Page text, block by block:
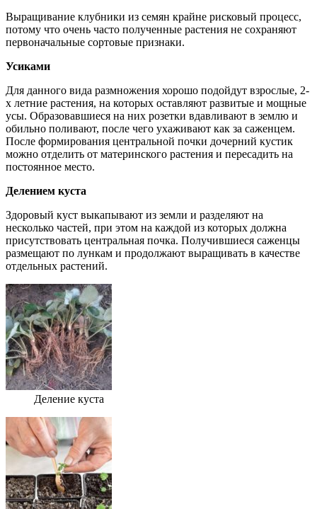
Выращивание клубники из семян крайне рисковый процесс,
потому что очень часто полученные растения не сохраняют
первоначальные сортовые признаки.
Усиками
Для данного вида размножения хорошо подойдут взрослые, 2-
х летние растения, на которых оставляют развитые и мощные
усы. Образовавшиеся на них розетки вдавливают в землю и
обильно поливают, после чего ухаживают как за саженцем.
После формирования центральной почки дочерний кустик
можно отделить от материнского растения и пересадить на
постоянное место.
Делением куста
Здоровый куст выкапывают из земли и разделяют на
несколько частей, при этом на каждой из которых должна
присутствовать центральная почка. Получившиеся саженцы
размещают по лункам и продолжают выращивать в качестве
отдельных растений.
Деление куста